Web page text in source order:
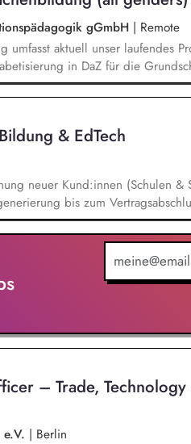
gGmbH | Remote
umfasst aktuell unser laufendes
in DaZ für die
bezogene Projekte mit den
Deutschlernen von
Sprachenbildung entwickelt in
Unterrichtsmaterialien und
& EdTech
neuer Kund:innen (Schulen &
bis zum
Leads als auch mit qualifizierten
zwei Monaten. Außerdem
im Bildungsbereich
zu etablieren.
– Trade, Technology
| Berlin